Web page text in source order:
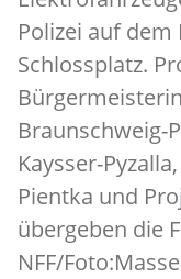
Polizei auf
Schlossplatz.
Braunschweig-
Kaysser-
Pientka und
übergeben die
NFF/